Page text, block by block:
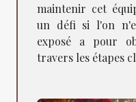
maintenir cet
un défi si l'on
exposé a pour
travers les étapes